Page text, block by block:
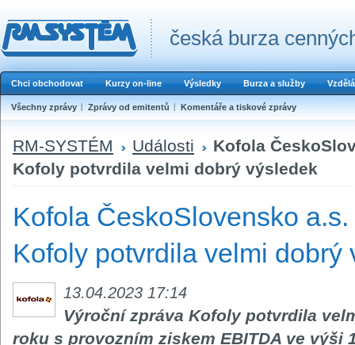
česká burza
Chci obchodovat Kurzy on-line Výsledky Burza a služby
Všechny zprávy Zprávy od emitentů Komentáře a tiskové zprávy
RM-SYSTÉM Události
Kofola
Kofoly potvrdila velmi dobrý výsledek
Kofola ČeskoSlovensko
Kofoly potvrdila velmi dobrý
13.04.2023 17:14
Výroční zpráva Kofoly potvrdila
roku s provozním ziskem EBITDA ve výši